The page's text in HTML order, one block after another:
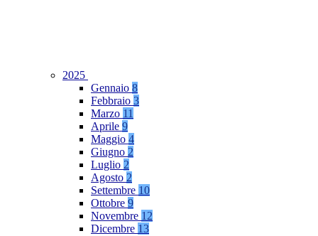
2025
Gennaio 8
Febbraio 3
Marzo 11
Aprile 9
Maggio 4
Giugno 2
Luglio 2
Agosto 2
Settembre 10
Ottobre 9
Novembre 12
Dicembre 13